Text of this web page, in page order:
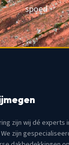
spoed
zijn wij dé experts
zijn